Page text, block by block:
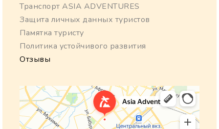
Транспорт ASIA ADVENTURES
Защита личных данных туристов
Памятка туристу
Политика устойчивого развития
Отзывы